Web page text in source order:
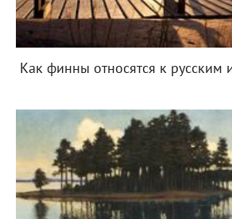
Как финны относятся к русским